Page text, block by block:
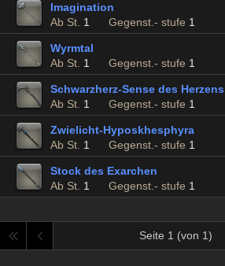
Imagination
Ab St. 1 Gegenst.- stufe 1
Wyrmtal
Ab St. 1 Gegenst.- stufe 1
Schwarzherz-Sense des Herzens
Ab St. 1 Gegenst.- stufe 1
Zwielicht-Hyposkhesphyra
Ab St. 1 Gegenst.- stufe 1
Stock des Exarchen
Ab St. 1 Gegenst.- stufe 1
Seite 1 (von 1)